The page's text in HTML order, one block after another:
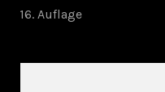
16. Auflage